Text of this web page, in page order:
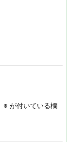
※ が付いている欄